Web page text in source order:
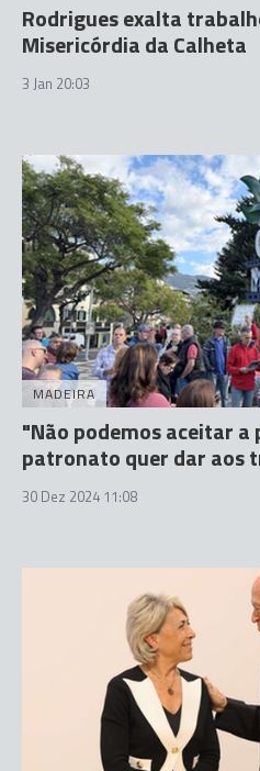
Rodrigues exalta
Misericórdia da Calheta
3 Jan 20:03
MADEIRA
"Não podemos aceitar a
patronato quer dar aos
30 Dez 2024 11:08